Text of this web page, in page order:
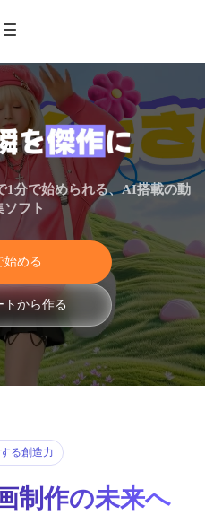
1分で始められる、AI搭載の動
ソフト
始める
ト から作る
る創造力
制作の未来へ